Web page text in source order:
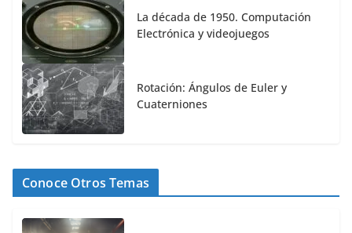
La década de 1950. Computación
Electrónica y videojuegos
Rotación: Ángulos de Euler y
Cuaterniones
Conoce Otros Temas